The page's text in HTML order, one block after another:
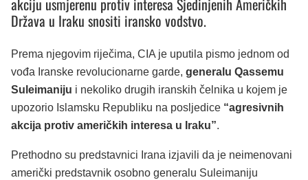
Država u Iraku snositi iransko vodstvo.
Prema njegovim riječima, CIA je uputila pismo jednom od
vođa Iranske revolucionarne garde, generalu Qassemu
Suleimaniju i nekoliko drugih iranskih čelnika u kojem je
upozorio Islamsku Republiku na posljedice “agresivnih
akcija protiv američkih interesa u Iraku”.
Prethodno su predstavnici Irana izjavili da je neimenovani
američki predstavnik osobno generalu Suleimaniju